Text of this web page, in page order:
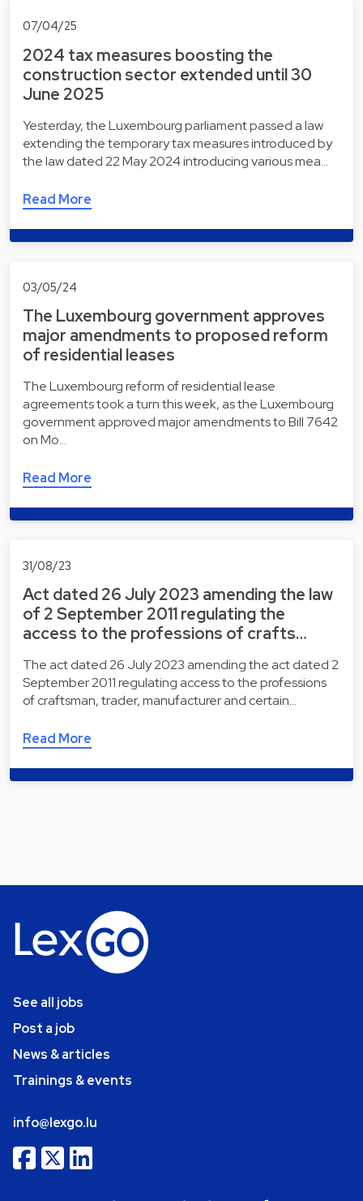
07/04/25
2024 tax measures boosting the
construction sector extended until 30
June 2025
Yesterday, the Luxembourg parliament passed a law
extending the temporary tax measures introduced by
the law dated 22 May 2024 introducing various mea…
Read More
03/05/24
The Luxembourg government approves
major amendments to proposed reform
of residential leases
The Luxembourg reform of residential lease
agreements took a turn this week, as the Luxembourg
government approved major amendments to Bill 7642
on Mo…
Read More
31/08/23
Act dated 26 July 2023 amending the law
of 2 September 2011 regulating the
access to the professions of crafts…
The act dated 26 July 2023 amending the act dated 2
September 2011 regulating access to the professions
of craftsman, trader, manufacturer and certain…
Read More
See all jobs
Post a job
News & articles
Trainings & events
info@lexgo.lu